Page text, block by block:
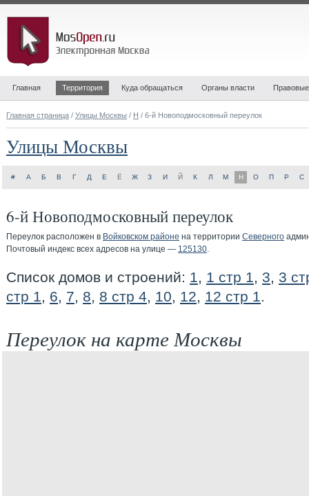
Главная Территория Куда обращаться Органы власти
Главная страница / Улицы Москвы / Н / 6-й Новоподмосковный переулок
Улицы Москвы
# А Б В Г Д Е Ё Ж З И Й К Л М Н О П Р С
6-й Новоподмосковный переулок
Переулок расположен в Войковском районе на территории Северного
Почтовый индекс всех адресов на улице — 125130.
Список домов и строений: 1, 1 стр 1, 3, 3
стр 1, 6, 7, 8, 8 стр 4, 10, 12, 12 стр 1.
Переулок на карте Москвы